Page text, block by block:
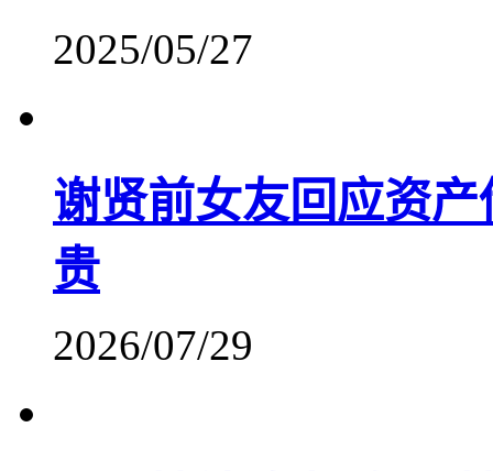
2025/05/27
谢贤前女友回应资
贵
2026/07/29